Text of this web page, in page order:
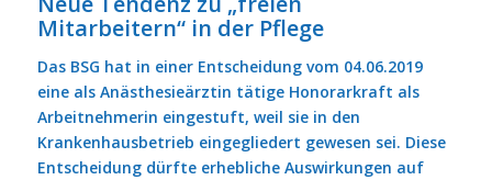
Mitarbeitern“ in der Pflege
Das BSG hat in einer Entscheidung vom 04.06.2019
eine als Anästhesieärztin tätige Honorarkraft als
Arbeitnehmerin eingestuft, weil sie in den
Krankenhausbetrieb eingegliedert gewesen sei. Diese
Entscheidung dürfte erhebliche Auswirkungen auf